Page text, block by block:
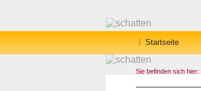
Startseite
Sie befinden sich hier: